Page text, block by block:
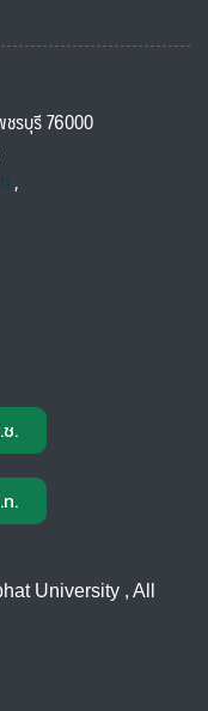
รบุรี 76000
,
.
.
University , All